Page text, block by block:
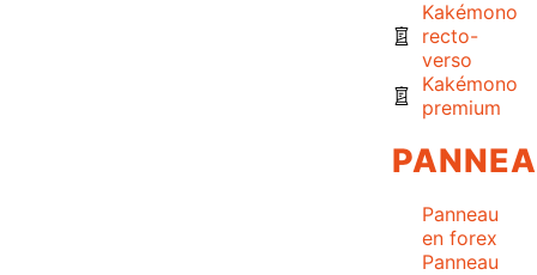
Kakémono
recto-
verso
Kakémono
premium
Panneau
en forex
Panneau